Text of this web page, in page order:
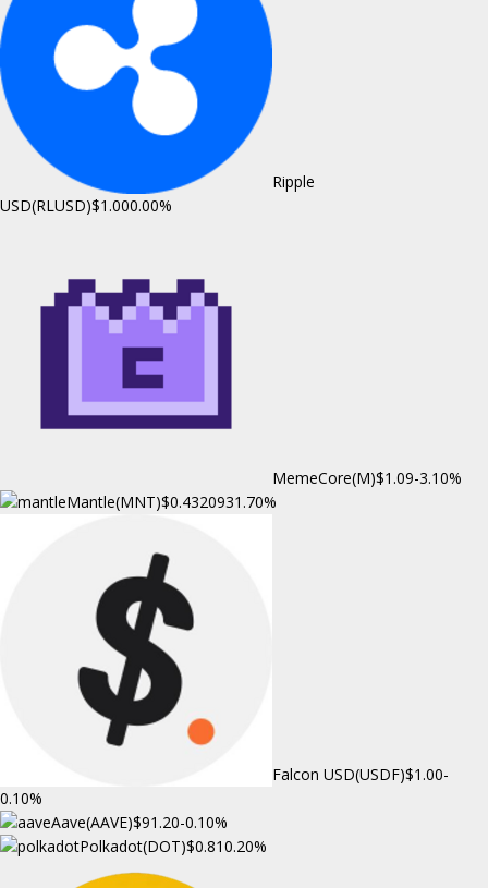
Ripple
USD(RLUSD)$1.000.00%
MemeCore(M)$1.09-3.10%
Mantle(MNT)$0.4320931.70%
Falcon USD(USDF)$1.00-
0.10%
Aave(AAVE)$91.20-0.10%
Polkadot(DOT)$0.810.20%